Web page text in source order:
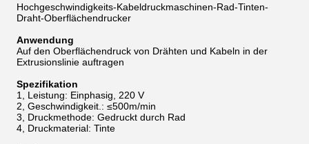
Hochgeschwindigkeits-Kabeldruckmaschinen-Rad-Tinten-
Draht-Oberflächendrucker
Anwendung
Auf den Oberflächendruck von Drähten und Kabeln in der
Extrusionslinie auftragen
Spezifikation
1, Leistung: Einphasig, 220 V
2, Geschwindigkeit.: ≤500m/min
3, Druckmethode: Gedruckt durch Rad
4, Druckmaterial: Tinte